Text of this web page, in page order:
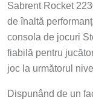
Sabrent Rocket
de înaltă
consola de jocuri
fiabilă pentru
joc la următorul
Dispunând de un